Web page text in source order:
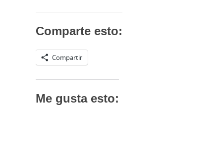
Comparte esto:
Compartir
Me gusta esto: